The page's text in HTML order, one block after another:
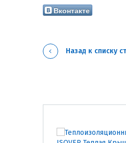
Назад к списку
Вконтакте